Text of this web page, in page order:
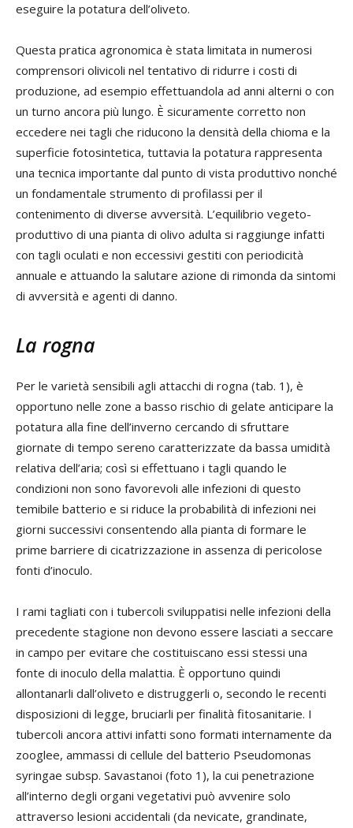
eseguire la potatura dell’oliveto.
Questa pratica agronomica è stata limitata in numerosi
comprensori olivicoli nel tentativo di ridurre i costi di
produzione, ad esempio effettuandola ad anni alterni o con
un turno ancora più lungo. È sicuramente corretto non
eccedere nei tagli che riducono la densità della chioma e la
superficie fotosintetica, tuttavia la potatura rappresenta
una tecnica importante dal punto di vista produttivo nonché
un fondamentale strumento di profilassi per il
contenimento di diverse avversità. L’equilibrio vegeto-
produttivo di una pianta di olivo adulta si raggiunge infatti
con tagli oculati e non eccessivi gestiti con periodicità
annuale e attuando la salutare azione di rimonda da sintomi
di avversità e agenti di danno.
La rogna
Per le varietà sensibili agli attacchi di rogna (tab. 1), è
opportuno nelle zone a basso rischio di gelate anticipare la
potatura alla fine dell’inverno cercando di sfruttare
giornate di tempo sereno caratterizzate da bassa umidità
relativa dell’aria; così si effettuano i tagli quando le
condizioni non sono favorevoli alle infezioni di questo
temibile batterio e si riduce la probabilità di infezioni nei
giorni successivi consentendo alla pianta di formare le
prime barriere di cicatrizzazione in assenza di pericolose
fonti d’inoculo.
I rami tagliati con i tubercoli sviluppatisi nelle infezioni della
precedente stagione non devono essere lasciati a seccare
in campo per evitare che costituiscano essi stessi una
fonte di inoculo della malattia. È opportuno quindi
allontanarli dall’oliveto e distruggerli o, secondo le recenti
disposizioni di legge, bruciarli per finalità fitosanitarie. I
tubercoli ancora attivi infatti sono formati internamente da
zooglee, ammassi di cellule del batterio Pseudomonas
syringae subsp. Savastanoi (foto 1), la cui penetrazione
all’interno degli organi vegetativi può avvenire solo
attraverso lesioni accidentali (da nevicate, grandinate,